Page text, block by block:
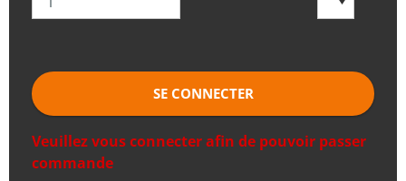
SE CONNECTER
Veuillez vous connecter afin de pouvoir passer
commande